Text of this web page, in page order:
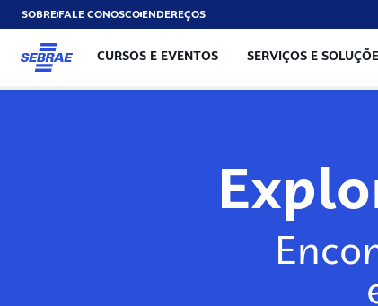
SOBREFALE CONOSCOENDEREÇOS
CURSOS E EVENTOS SERVIÇOS E